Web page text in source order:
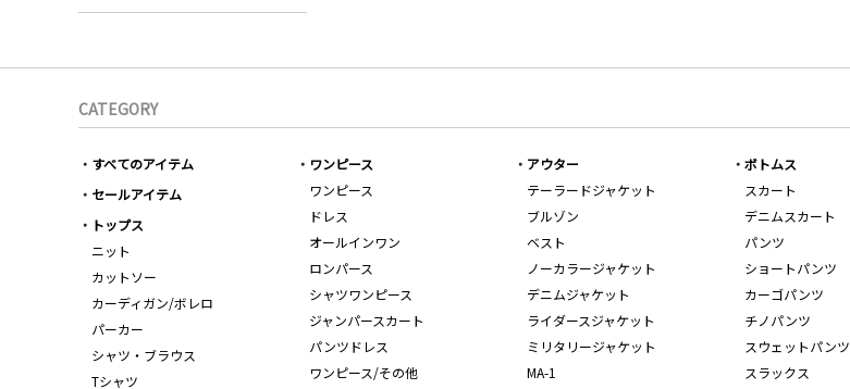
CATEGORY
すべてのアイテム
セールアイテム
トップス
ニット
カットソー
カーディガン/ボレロ
パーカー
シャツ・ブラウス
Tシャツ
ワンピース
ワンピース
ドレス
オールインワン
ロンパース
シャツワンピース
ジャンパースカート
パンツドレス
ワンピース/その他
アウター
テーラードジャケット
ブルゾン
ベスト
ノーカラージャケット
デニムジャケット
ライダースジャケット
ミリタリージャケット
MA-1
ボトムス
スカート
デニムスカート
パンツ
ショートパンツ
カーゴパンツ
チノパンツ
スウェットパンツ
スラックス